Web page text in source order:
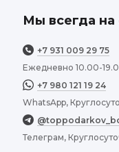
узнавать
и дружелюбным,
ощупь.
Мы всегда на
+7 931 009 29 75
Ежедневно 10.00-
+7 980 121 19 24
WhatsApp,
Телеграм,